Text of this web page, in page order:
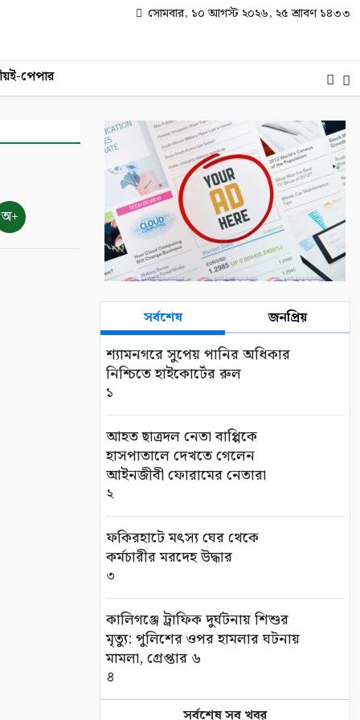
সোমবার, ১০ আগস্ট ২০২৬, ২৫ শ্রাবণ ১৪৩৩
ই-পেপার
অ+
সর্বশেষ জনপ্রিয়
শ্যামনগরে সুপেয় পানির অধিকার
নিশ্চিতে হাইকোর্টের রুল
১
আহত ছাত্রদল নেতা বাপ্পিকে
হাসপাতালে দেখতে গেলেন
আইনজীবী ফোরামের নেতারা
২
ফকিরহাটে মৎস্য ঘের থেকে
কর্মচারীর মরদেহ উদ্ধার
৩
কালিগঞ্জে ট্রাফিক দুর্ঘটনায় শিশুর
মৃত্যু: পুলিশের ওপর হামলার ঘটনায়
মামলা, গ্রেপ্তার ৬
৪
সর্বশেষ সব খবর